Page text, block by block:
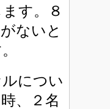
す。８
ないと
につい
、２名